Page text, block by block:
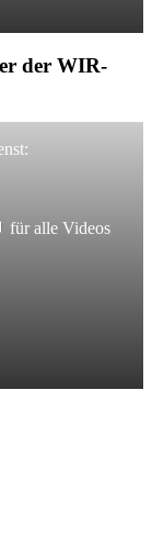
der WIR-
für alle Videos